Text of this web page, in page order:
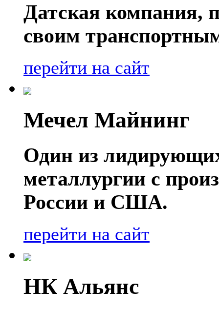
Датская компания,
своим
перейти на сайт
Мечел Майнинг
Один из
металлургии с
России и США.
перейти на сайт
НК Альянс